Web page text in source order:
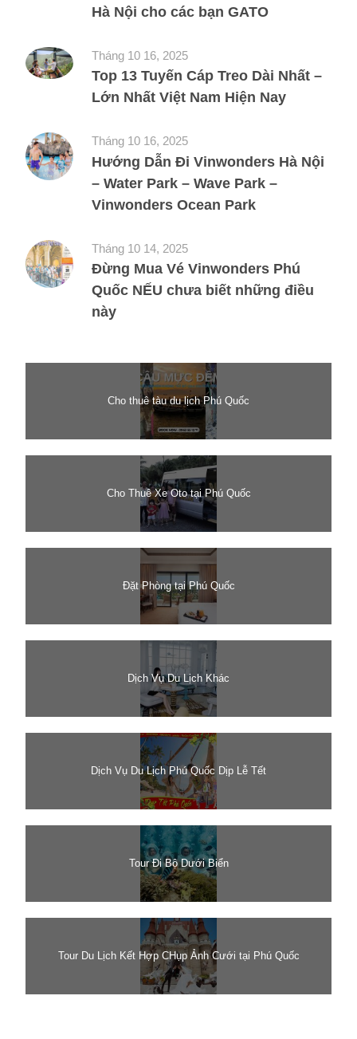
Hà Nội cho các bạn GATO
Tháng 10 16, 2025
Top 13 Tuyến Cáp Treo Dài Nhất –
Lớn Nhất Việt Nam Hiện Nay
Tháng 10 16, 2025
Hướng Dẫn Đi Vinwonders Hà Nội
– Water Park – Wave Park –
Vinwonders Ocean Park
Tháng 10 14, 2025
Đừng Mua Vé Vinwonders Phú
Quốc NẾU chưa biết những điều
này
Cho thuê tàu du lịch Phú Quốc
Cho Thuê Xe Oto tại Phú Quốc
Đặt Phòng tại Phú Quốc
Dịch Vụ Du Lịch Khác
Dịch Vụ Du Lịch Phú Quốc Dịp Lễ Tết
Tour Đi Bộ Dưới Biển
Tour Du Lịch Kết Hợp CHụp Ảnh Cưới tại Phú Quốc